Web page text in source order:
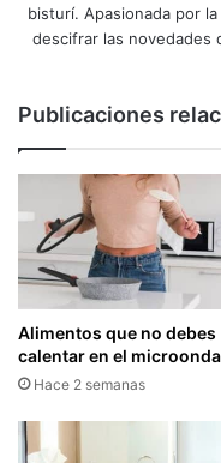
bisturí. Apasionada por
descifrar las novedades
Publicaciones
Alimentos que no debes
calentar en el
Hace 2 semanas